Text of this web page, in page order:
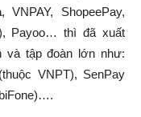
, VNPAY, ShopeePay,
Payoo… thì đã xuất
và tập đoàn lớn như:
VNPT), SenPay